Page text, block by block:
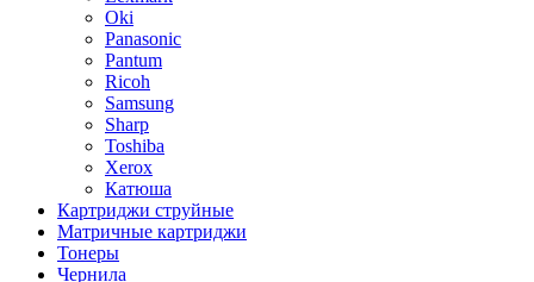
Oki
Panasonic
Pantum
Ricoh
Samsung
Sharp
Toshiba
Xerox
Катюша
Картриджи струйные
Матричные картриджи
Тонеры
Чернила